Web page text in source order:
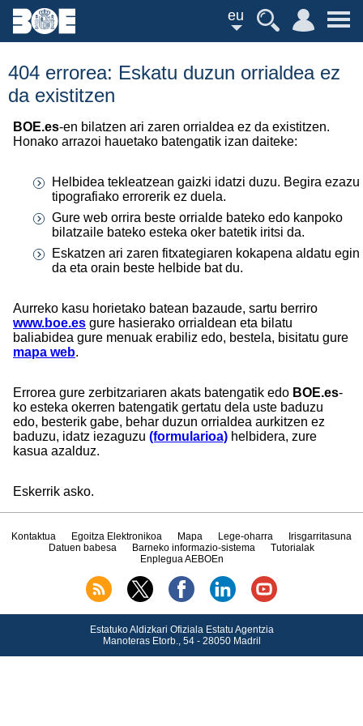
eu
404 errorea: Eskatu duzun orrialdea ez
da existitzen
BOE.es-en bilatzen ari zaren orrialdea ez da existitzen.
Honako arrazoi hauetako batengatik izan daiteke:
Helbidea tekleatzean gaizki idatzi duzu. Begira ezazu
tipografiako errorerik ez duela.
Gure web orrira beste orrialde bateko edo kanpoko
bilatzaile bateko esteka oker batetik iritsi da.
Eskatzen ari zaren fitxategiaren kokapena aldatu egin
da eta orain beste helbide bat du.
Aurreko kasu horietako batean bazaude, sartu berriro
www.boe.es gure hasierako orrialdean eta bilatu
baliabidea gure menuak erabiliz edo, bestela, bisitatu gure
mapa web.
Errorea gure zerbitzariaren akats batengatik edo BOE.es-
ko esteka okerren batengatik gertatu dela uste baduzu
edo, besterik gabe, behar duzun orrialdea aurkitzen ez
baduzu, idatz iezaguzu (formularioa) helbidera, zure
kasua azalduz.
Eskerrik asko.
Kontaktua Egoitza Elektronikoa Mapa Lege-oharra
Irisgarritasuna
Datuen babesa
Barneko informazio-sistema
Tutorialak
Enplegua AEBOEn
Estatuko Aldizkari Ofiziala Estatu Agentzia
Manoteras Etorb., 54 - 28050 Madril